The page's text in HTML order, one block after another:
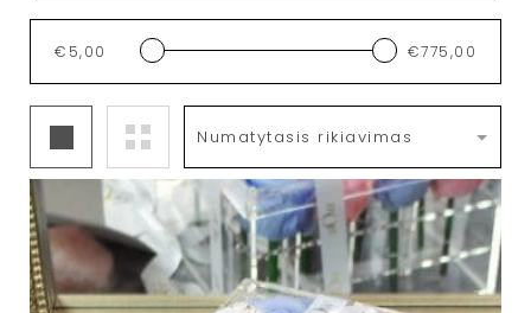
€ 5,00 €775,00